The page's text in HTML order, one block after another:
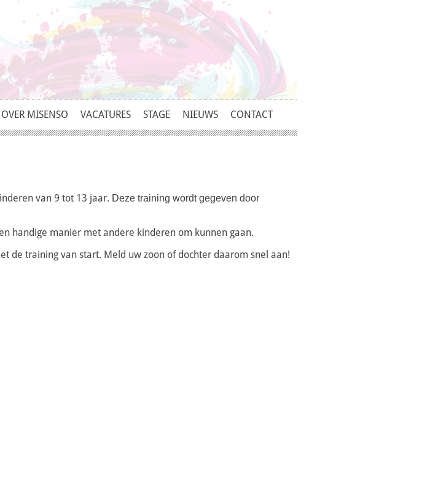
OVER MISENSO VACATURES STAGE NIEUWS CONTACT
van 9 tot 13 jaar. Deze training wordt gegeven door
handige manier met andere kinderen om kunnen gaan.
de training van start. Meld uw zoon of dochter daarom snel aan!